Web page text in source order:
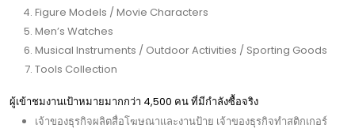
Figure Models / Movie Characters
Men’s Watches
Musical Instruments / Outdoor Activities / Sporting Goods
Tools Collection
ผู้เข้าชมงานเป้าหมายมากกว่า 4,500 คน ที่มีกำลังซื้อจริง
เจ้าของธุรกิจผลิตสื่อโฆษณาและงานป้าย เจ้าของธุรกิจทำสติกเกอร์